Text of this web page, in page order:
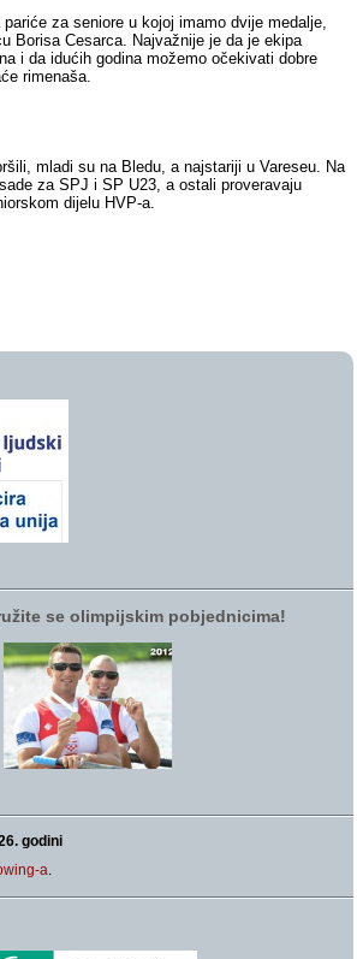
za seniore u kojoj imamo dvije medalje,
Borisa Cesarca. Najvažnije je da je ekipa
i da idućih godina možemo očekivati dobre
rimenaša.
mladi su na Bledu, a najstariji u Vareseu. Na
za SPJ i SP U23, a ostali proveravaju
dijelu HVP-a.
se olimpijskim pobjednicima!
godini
a.